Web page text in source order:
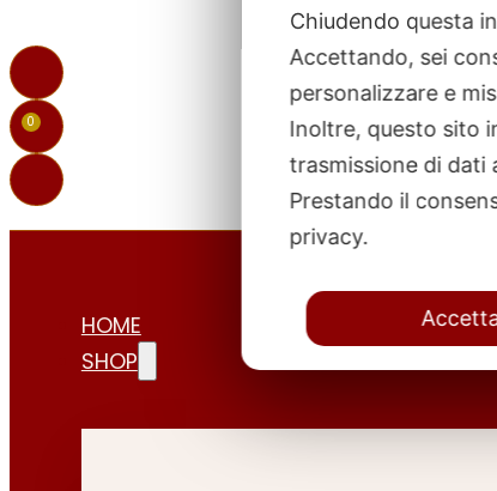
0
HOME
SHOP
Chiudendo questa
Accettando, sei
personalizzare e
Inoltre, questo sito
trasmissione di dati
Prestando il
privacy.